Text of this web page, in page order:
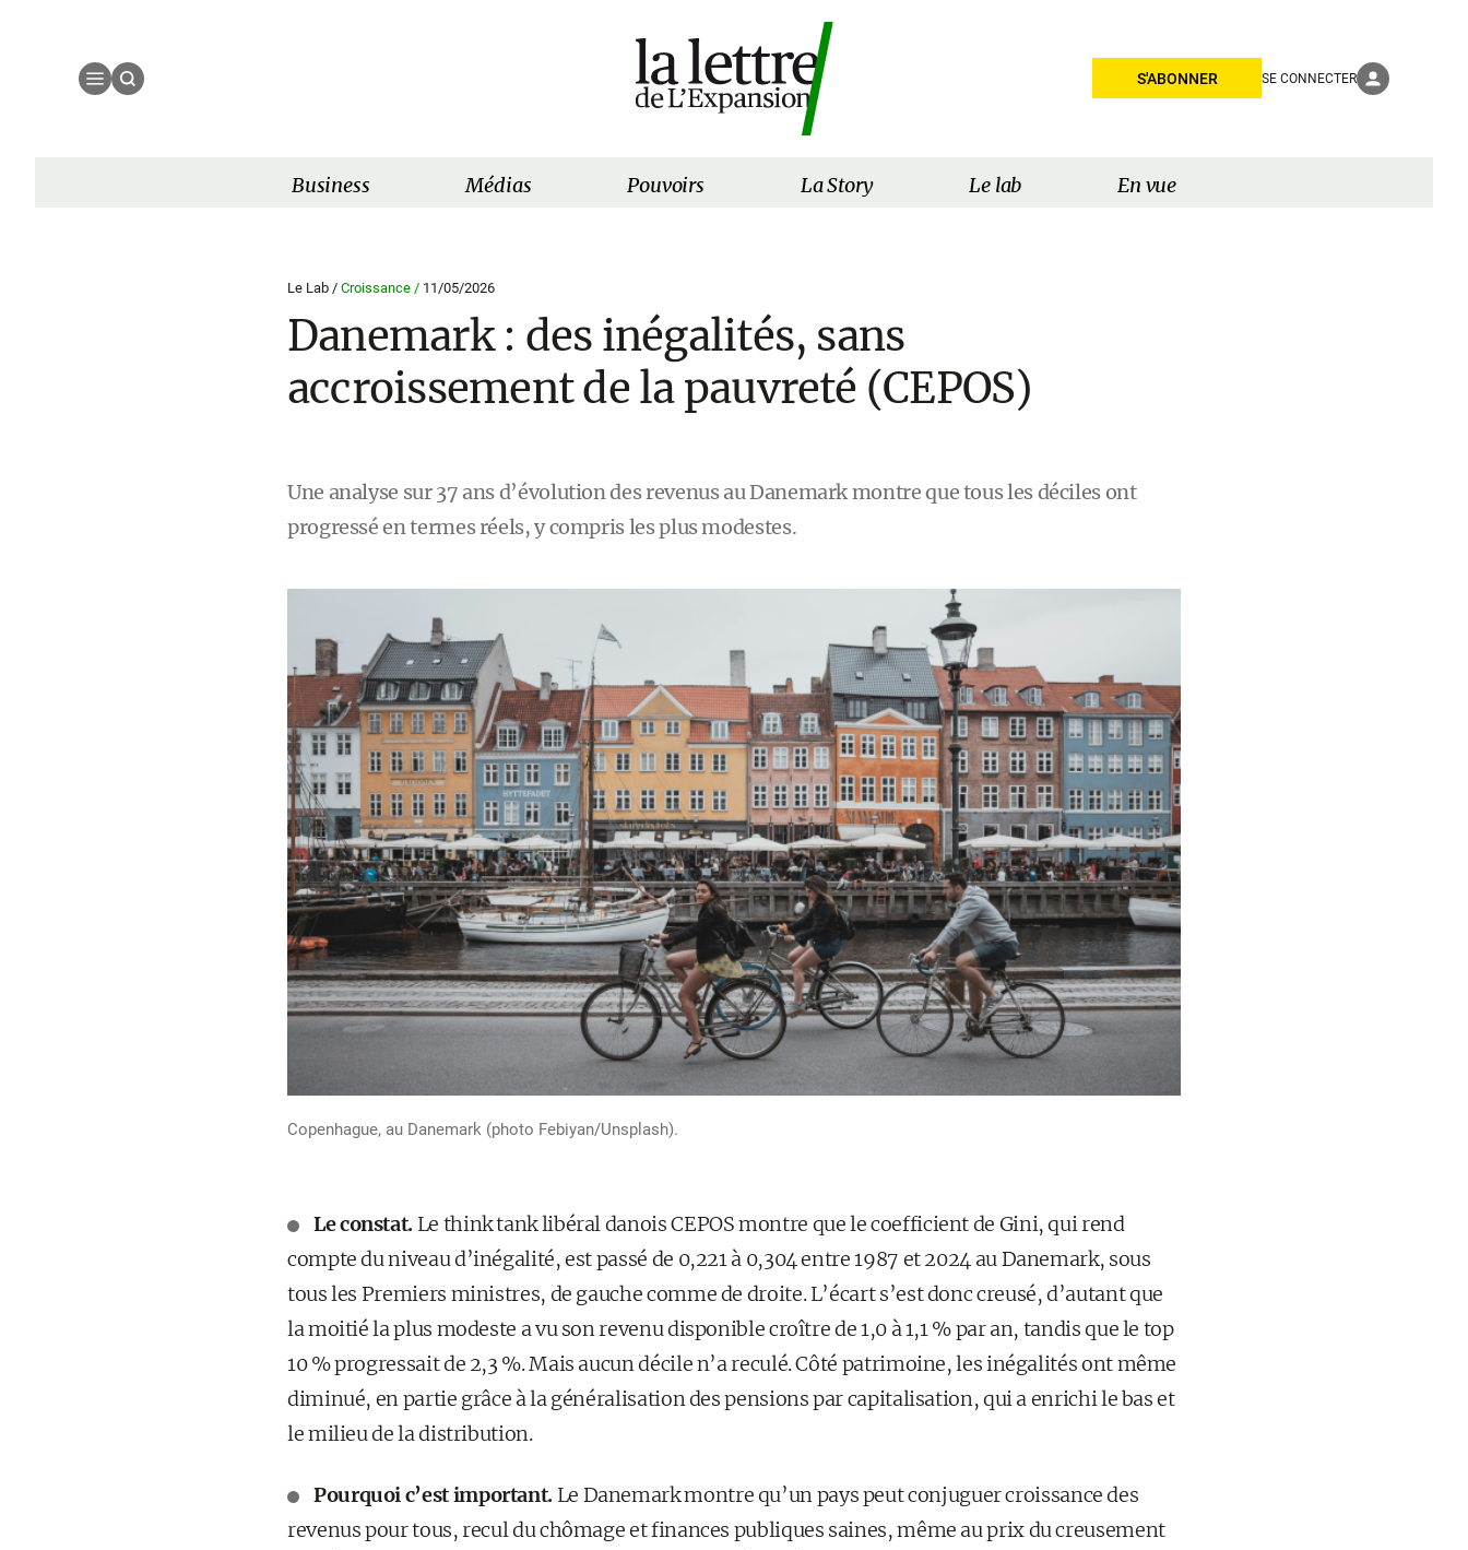
S'ABONNER SE CONNECTER
Business Médias Pouvoirs La Story Le lab En vue
Le Lab / Croissance / 11/05/2026
Danemark : des inégalités, sans
accroissement de la pauvreté (CEPOS)
Une analyse sur 37 ans d’évolution des revenus au Danemark montre que tous les déciles ont
progressé en termes réels, y compris les plus modestes.
Copenhague, au Danemark (photo Febiyan/Unsplash).
Le constat. Le think tank libéral danois CEPOS montre que le coefficient de Gini, qui rend
compte du niveau d’inégalité, est passé de 0,221 à 0,304 entre 1987 et 2024 au Danemark, sous
tous les Premiers ministres, de gauche comme de droite. L’écart s’est donc creusé, d’autant que
la moitié la plus modeste a vu son revenu disponible croître de 1,0 à 1,1 % par an, tandis que le top
10 % progressait de 2,3 %. Mais aucun décile n’a reculé. Côté patrimoine, les inégalités ont même
diminué, en partie grâce à la généralisation des pensions par capitalisation, qui a enrichi le bas et
le milieu de la distribution.
Pourquoi c’est important. Le Danemark montre qu’un pays peut conjuguer croissance des
revenus pour tous, recul du chômage et finances publiques saines, même au prix du creusement